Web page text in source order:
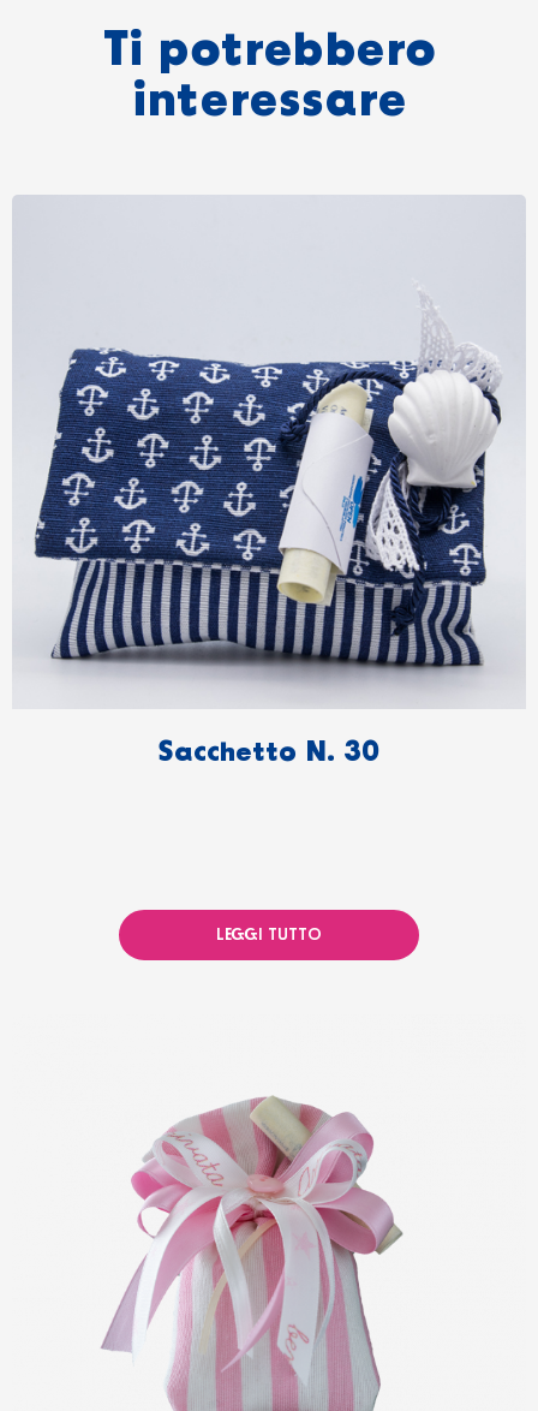
Ti potrebbero
interessare
Sacchetto N. 30
LEGGI TUTTO